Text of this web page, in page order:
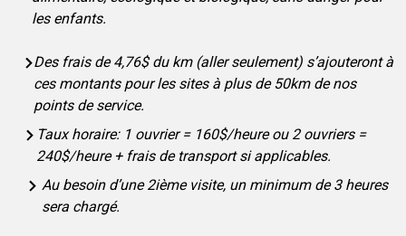
les enfants.
Des frais de 4,76$ du km (aller seulement) s’ajouteront à
ces montants pour les sites à plus de 50km de nos
points de service.
Taux horaire: 1 ouvrier = 160$/heure ou 2 ouvriers =
240$/heure + frais de transport si applicables.
Au besoin d’une 2ième visite, un minimum de 3 heures
sera chargé.